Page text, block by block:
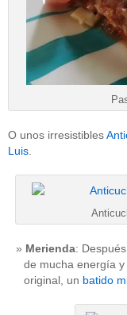
O unos irresistibles
Luis.
Merienda:
de mucha energía
original, un batido